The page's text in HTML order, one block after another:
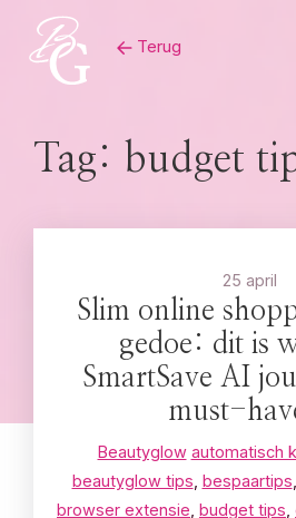
content
Terug
Tag: budget
25 april
Slim online
gedoe: dit is
SmartSave AI
must-
Beautyglow automatisch
beautyglow tips bespaartips
browser extensie budget tips